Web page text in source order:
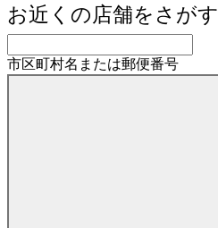
お近くの店舗をさがす
市区町村名または郵便番号